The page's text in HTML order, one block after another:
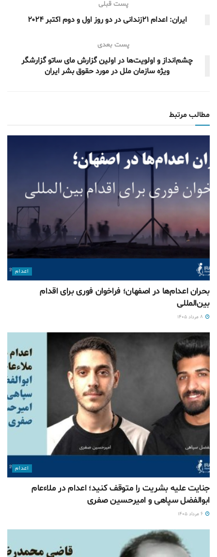
پست قبلی
ایران: اعدام ۲۱زندانی در دو روز اول و دوم اکتبر ۲۰۲۴
پست بعدی
چشم‌انداز و اولویت‌ها در اولین گزارش مای ساتو گزارشگر
ویژه سازمان ملل در مورد حقوق بشر ایران
مطالب مرتبط
اعدام
بحران اعدام‌ها در اصفهان؛ فراخوان فوری برای اقدام
بین‌المللی
اعدام
جنایت علیه بشریت را متوقف کنید؛ اعدام در ملاءعام
ابوالفضل سپاهی و امیرحسین صفری